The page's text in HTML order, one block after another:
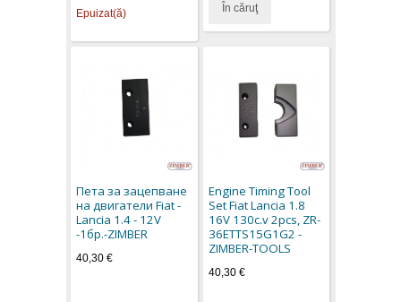
Epuizat(ă) În căruţ
Пета за зацепване
на двигатели Fiat -
Lancia 1.4 - 12V
-1бр.-ZIMBER
40,30 €
Engine Timing Tool
Set Fiat Lancia 1.8
16V 130c.v 2pcs, ZR-
36ETTS15G1G2 -
ZIMBER-TOOLS
40,30 €